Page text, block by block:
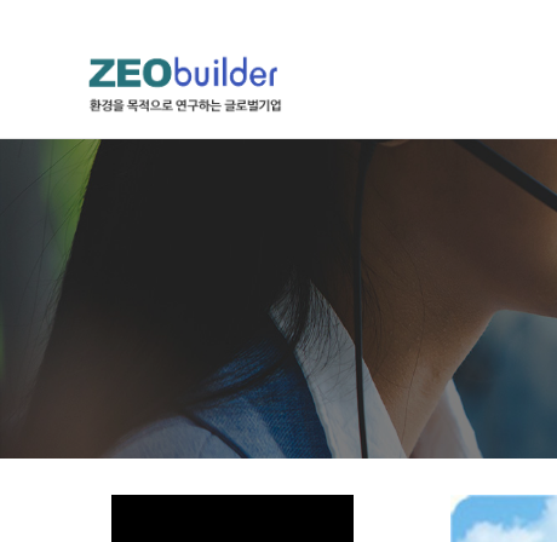
하위분류 하위분류 하위분류